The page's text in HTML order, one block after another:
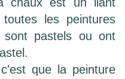
chaux est un liant
les peintures
sont pastels ou ont
que la peinture